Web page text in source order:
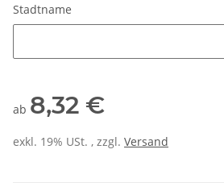
Stadtname
ab 8,32 €
exkl. 19% USt. , zzgl. Versand